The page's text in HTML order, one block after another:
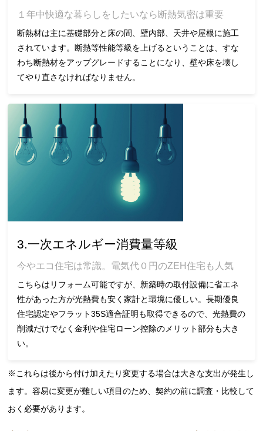
１年中快適な暮らしをしたいなら断熱気密は重要
断熱材は主に基礎部分と床の間、壁内部、天井や屋根に施工
されています。断熱等性能等級を上げるということは、すな
わち断熱材をアップグレードすることになり、壁や床を壊し
てやり直さなければなりません。
3.一次エネルギー消費量等級
今やエコ住宅は常識。電気代０円のZEH住宅も人気
こちらはリフォーム可能ですが、新築時の取付設備に省エネ
性があった方が光熱費も安く家計と環境に優しい。長期優良
住宅認定やフラット35S適合証明も取得できるので、光熱費の
削減だけでなく金利や住宅ローン控除のメリット部分も大き
い。
※これらは後から付け加えたり変更する場合は大きな支出が発生し
ます。容易に変更が難しい項目のため、契約の前に調査・比較して
おく必要があります。